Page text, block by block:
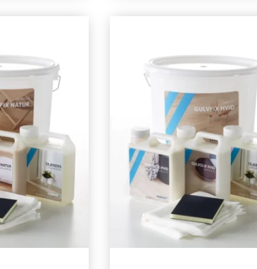
MOLAND TRÆRENS
169,00 DKK
Læg i kurv
MOLAND HVID
RESTSALG
149,00 DKK
Læg i kurv